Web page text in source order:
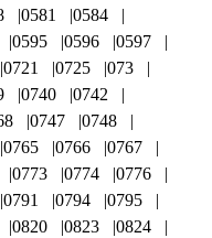
0581
0584
0595 0596
0597
0721 0725
073
0740
0742
0747
0748
0765 0766
0767
0773 0774
0776
0791 0794
0795
0820 0823
0824